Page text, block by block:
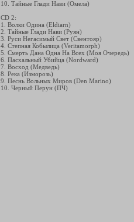
10. Тайные Глади Нави (Омела)
CD 2:
1. Волки Одина (Eldiarn)
2. Тайные Глади Нави (Руян)
3. Руси Негасимый Свет (Свентояр)
4. Степная Кобылица (Veritamorph)
5. Смерть Дана Одна На Всех (Моя Очередь)
6. Пасхальный Убийца (Nordward)
7. Восход (Медведь)
8. Река (Изморозь)
9. Песнь Вольных Миров (Den Marino)
10. Черный Перун (ПЧ)